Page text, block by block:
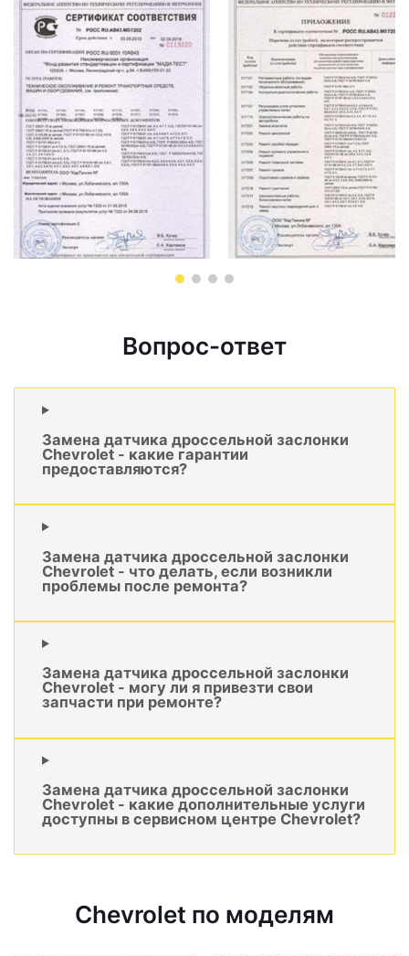
Вопрос-ответ
Замена датчика дроссельной заслонки
Chevrolet - какие гарантии
предоставляются?
Замена датчика дроссельной заслонки
Chevrolet - что делать, если возникли
проблемы после ремонта?
Замена датчика дроссельной заслонки
Chevrolet - могу ли я привезти свои
запчасти при ремонте?
Замена датчика дроссельной заслонки
Chevrolet - какие дополнительные услуги
доступны в сервисном центре Chevrolet?
Chevrolet по моделям